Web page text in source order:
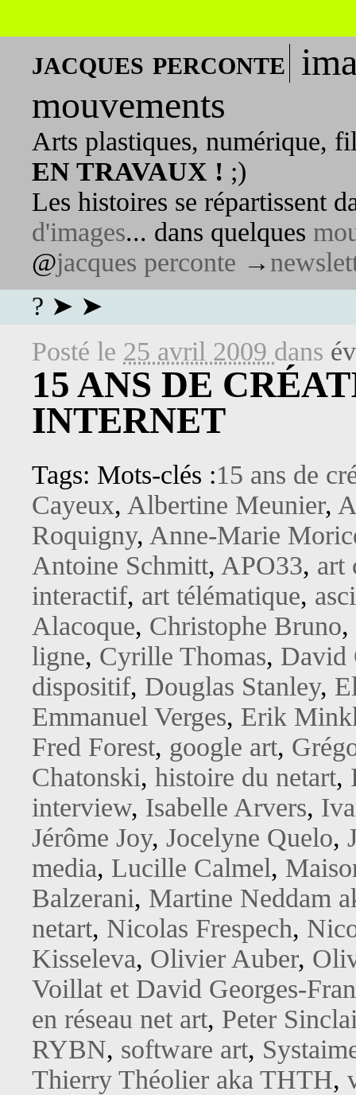
jacques perconte
mouvements
Arts plastiques, numérique,
EN TRAVAUX ! ;)
Les histoires se répartissent
d'images... dans quelques
@jacques perconte →
? ➤ ➤
Posté le 25 avril 2009 dans
15 ANS DE
INTERNET
Tags: Mots-clés :15 ans de
Cayeux, Albertine Meunier,
Roquigny, Anne-Marie
Antoine Schmitt, APO33, art
interactif, art télématique,
Alacoque, Christophe Bruno,
ligne, Cyrille Thomas, David
dispositif, Douglas Stanley,
Emmanuel Verges, Erik
Fred Forest, google art,
Chatonski, histoire du netart,
interview, Isabelle Arvers,
Jérôme Joy, Jocelyne Quelo,
media, Lucille Calmel,
Balzerani, Martine Neddam
netart, Nicolas Frespech,
Kisseleva, Olivier Auber,
Voillat et David Georges-
en réseau net art, Peter
RYBN, software art,
Thierry Théolier aka THTH,